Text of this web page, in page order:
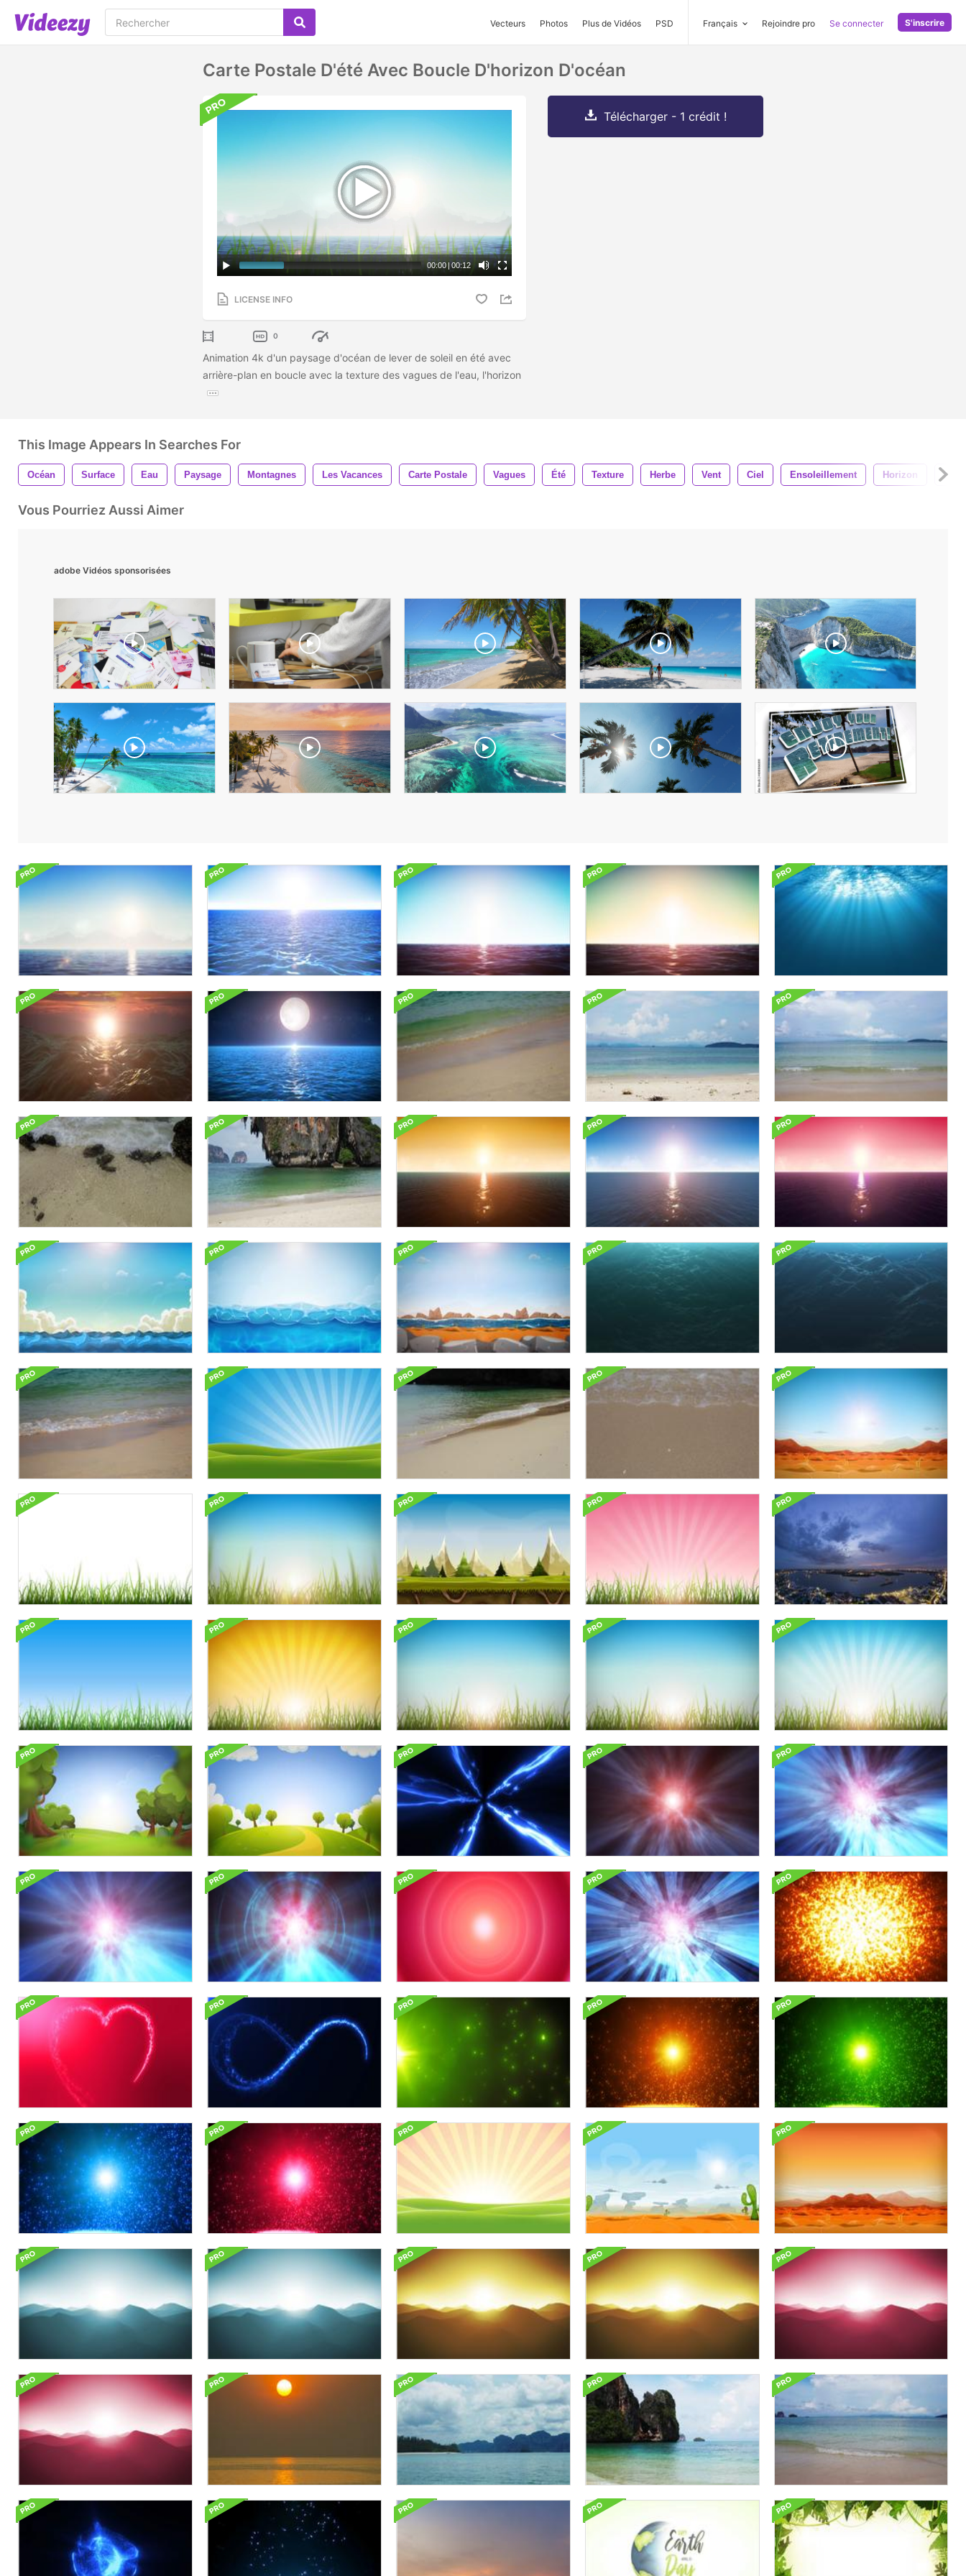
Vecteurs Photos Plus de Vidéos PSD Français Rejoindre pro Se connecter S'inscrire
Carte Postale D'été Avec Boucle D'horizon D'océan
00:00 | 00:12
LICENSE INFO
0
Animation 4k d'un paysage d'océan de lever de soleil en été avec
arrière-plan en boucle avec la texture des vagues de l'eau, l'horizon
Télécharger - 1 crédit !
This Image Appears In Searches For
Océan Surface Eau Paysage Montagnes Les Vacances Carte Postale Vagues Été Texture Herbe Vent Ciel Ensoleillement Horizon
Vous Pourriez Aussi Aimer
adobe Vidéos sponsorisées